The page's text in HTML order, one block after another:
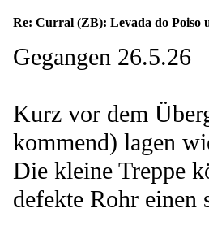
Re: Curral (ZB): Levada do Poiso
Gegangen 26.5.26
Kurz vor dem
kommend) lagen
Die kleine Treppe
defekte Rohr einen